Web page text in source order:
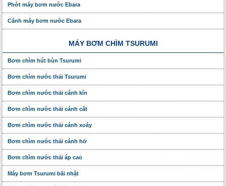
Phớt máy bơm nước Ebara
Cánh máy bơm nước Ebara
MÁY BƠM CHÌM TSURUMI
Bơm chìm hút bùn Tsurumi
Bơm chìm nước thải Tsurumi
Bơm chìm nước thải cánh kín
Bơm chìm nước thải cánh cắt
Bơm chìm nước thải cánh xoáy
Bơm chìm nước thải cánh hở
Bơm chìm nước thải áp cao
Máy bơm Tsurumi bãi nhật